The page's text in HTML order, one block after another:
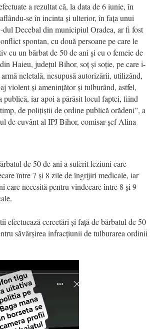
a rezultat că, la data de 6 iunie, în
se în incinta și ulterior, în fața unui
dul Decebal din municipiul Oradea, ar fi fost
spontan, cu două persoane pe care le
cu un bărbat de 50 de ani și cu o femeie de
Haieu, județul Bihor, soț și soție, pe care i-
neletală, nesupusă autorizării, utilizând,
violent și amenințător și tulburând, astfel,
publică, iar apoi a părăsit locul faptei, fiind
de polițiștii de ordine publică orădeni”, a
de cuvânt al IPJ Bihor, comisar-șef Alina
de 50 de ani a suferit leziuni care
între 7 și 8 zile de îngrijiri medicale, iar
care necesită pentru vindecare între 8 și 9
efectuează cercetări și față de bărbatul de 50
săvârșirea infracțiunii de tulburarea ordinii